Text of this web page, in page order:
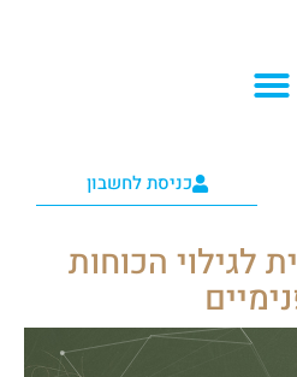
כניסת לחשבון
לגילוי הכוחות